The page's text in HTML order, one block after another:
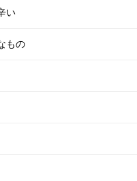
い
もの